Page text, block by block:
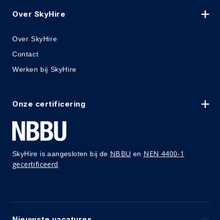
Over SkyHire
Over SkyHire
Contact
Werken bij SkyHire
Onze certificering
SkyHire is aangesloten bij de NBBU en NEN 4400-1
gecertificeerd